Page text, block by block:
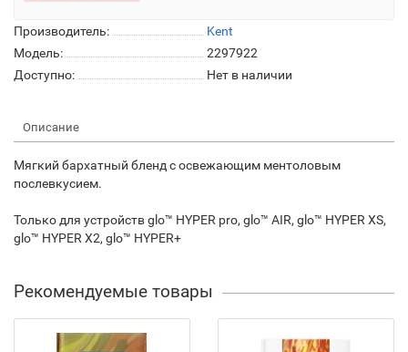
Производитель:
Kent
Модель:
2297922
Доступно:
Нет в наличии
Описание
Мягкий бархатный бленд с освежающим ментоловым
послевкусием.
Только для устройств glo™ HYPER pro, glo™ AIR, glo™ HYPER XS,
glo™ HYPER X2, glo™ HYPER+
Рекомендуемые товары